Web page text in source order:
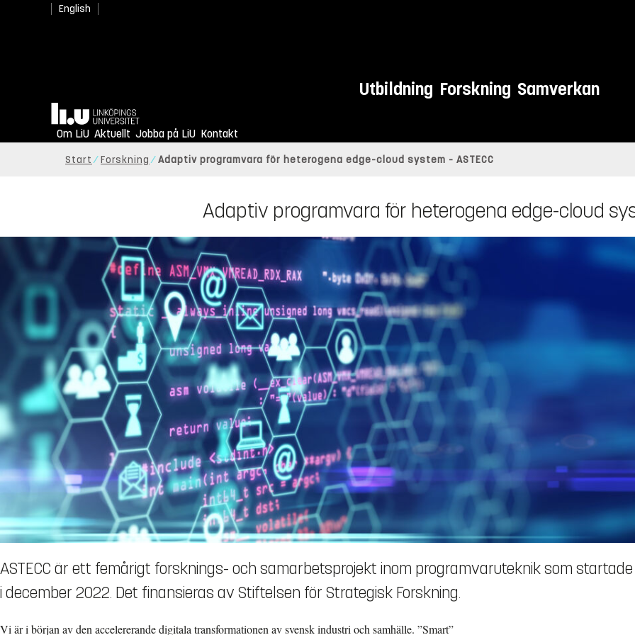
English
Utbildning Forskning Samverkan
Hem
Om LiU Aktuellt Jobba på LiU Kontakt
Start Forskning Adaptiv programvara för heterogena edge-cloud system - ASTECC
Adaptiv programvara för heterogena edge-cloud
ASTECC är ett femårigt forsknings- och samarbetsprojekt inom programvaruteknik som startade
i december 2022. Det finansieras av Stiftelsen för Strategisk Forskning.
Vi är i början av den accelererande digitala transformationen av svensk industri och samhälle. ”Smart”